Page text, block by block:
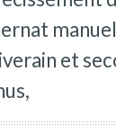
et